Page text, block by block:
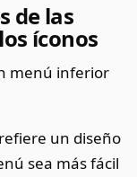
de las
íconos
menú inferior
un diseño
sea más fácil